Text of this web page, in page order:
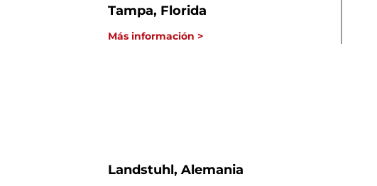
Tampa, Florida
Más información >
Landstuhl, Alemania